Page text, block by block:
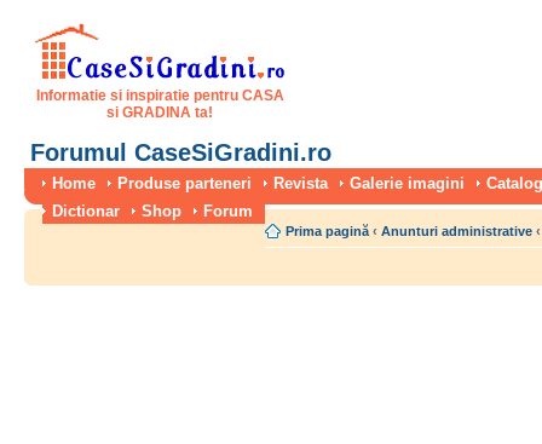
Informatie si inspiratie pentru CASA
si GRADINA ta!
Forumul CaseSiGradini.ro
Home Produse parteneri Revista Galerie imagini
Dictionar
Shop Forum
Prima pagină ‹ Anunturi administrative ‹